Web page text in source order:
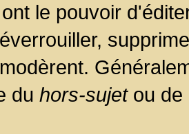
le pouvoir
du hors-sujetou de